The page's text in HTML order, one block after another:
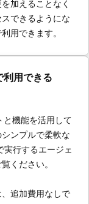
加えることなく
できるようにな
用できます。
用できる
機能を活用して
ンプルで柔軟な
行するエージェ
ください。
追加費用なしで